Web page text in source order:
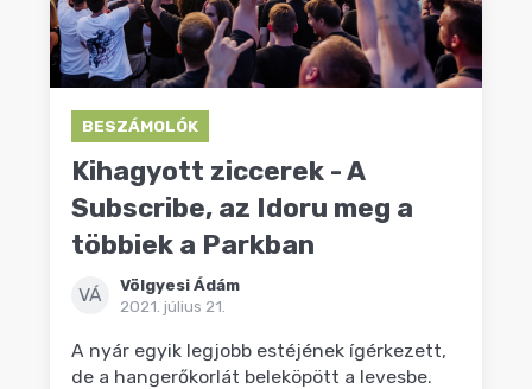
BESZÁMOLÓK
Kihagyott ziccerek - A
Subscribe, az Idoru meg a
többiek a Parkban
VÁ
Völgyesi Ádám
2021. július 21.
A nyár egyik legjobb estéjének ígérkezett,
de a hangerőkorlát beleköpött a levesbe.